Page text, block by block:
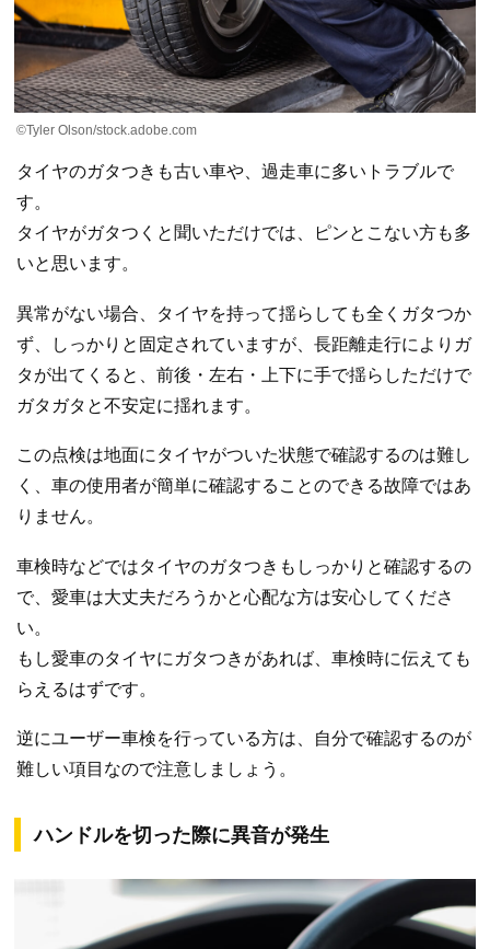
©Tyler Olson/stock.adobe.com
タイヤのガタつきも古い車や、過走車に多いトラブルで
す。
タイヤがガタつくと聞いただけでは、ピンとこない方も多
いと思います。
異常がない場合、タイヤを持って揺らしても全くガタつか
ず、しっかりと固定されていますが、長距離走行によりガ
タが出てくると、前後・左右・上下に手で揺らしただけで
ガタガタと不安定に揺れます。
この点検は地面にタイヤがついた状態で確認するのは難し
く、車の使用者が簡単に確認することのできる故障ではあ
りません。
車検時などではタイヤのガタつきもしっかりと確認するの
で、愛車は大丈夫だろうかと心配な方は安心してくださ
い。
もし愛車のタイヤにガタつきがあれば、車検時に伝えても
らえるはずです。
逆にユーザー車検を行っている方は、自分で確認するのが
難しい項目なので注意しましょう。
ハンドルを切った際に異音が発生